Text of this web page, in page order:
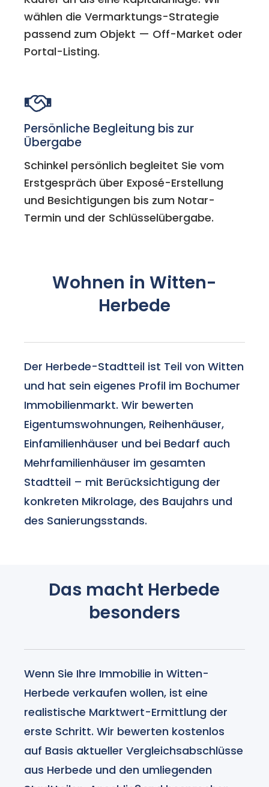
wählen die Vermarktungs-Strategie
passend zum Objekt — Off-Market oder
Portal-Listing.
Persönliche Begleitung bis zur
Übergabe
Schinkel persönlich begleitet Sie vom
Erstgespräch über Exposé-Erstellung
und Besichtigungen bis zum Notar-
Termin und der Schlüsselübergabe.
Wohnen in Witten-
Herbede
Der Herbede-Stadtteil ist Teil von Witten
und hat sein eigenes Profil im Bochumer
Immobilienmarkt. Wir bewerten
Eigentumswohnungen, Reihenhäuser,
Einfamilienhäuser und bei Bedarf auch
Mehrfamilienhäuser im gesamten
Stadtteil – mit Berücksichtigung der
konkreten Mikrolage, des Baujahrs und
des Sanierungsstands.
Das macht Herbede
besonders
Wenn Sie Ihre Immobilie in Witten-
Herbede verkaufen wollen, ist eine
realistische Marktwert-Ermittlung der
erste Schritt. Wir bewerten kostenlos
auf Basis aktueller Vergleichsabschlüsse
aus Herbede und den umliegenden